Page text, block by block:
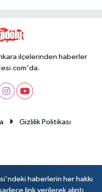
ilçelerinden haberler
Gizlilik Politikası
haberlerin her hakkı
link verilerek alıntı